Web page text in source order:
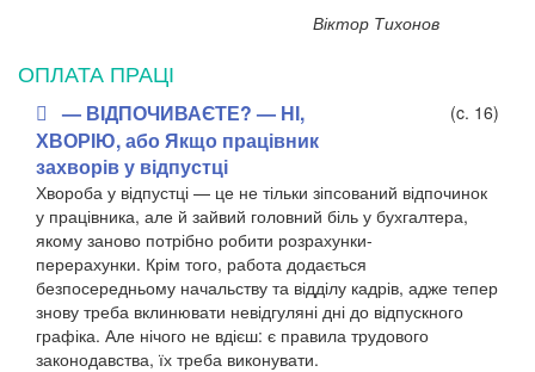
Віктор Тихонов
ОПЛАТА ПРАЦІ
— ВІДПОЧИВАЄТЕ? — НІ,
ХВОРІЮ, або Якщо працівник
захворів у відпустці
(c. 16)
Хвороба у відпустці — це не тільки зіпсований відпочинок
у працівника, але й зайвий головний біль у бухгалтер­а,
якому заново потрібно робити розрахунки-
перерахунки. Крім того, работа додається
безпосередньому начальству та відділу кадрів, адже тепер
знову треба вклинювати невідгуляні дні до відпускного
графіка. Але нічог­о не вдієш: є правила трудового
законодавства, їх треба виконувати.